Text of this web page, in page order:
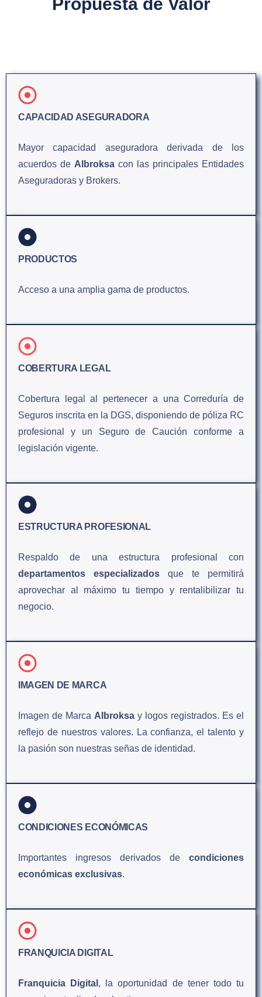
CAPACIDAD ASEGURADORA
Mayor capacidad aseguradora derivada de los
acuerdos de Albroksa con las principales Entidades
Aseguradoras y Brokers.
PRODUCTOS
Acceso a una amplia gama de productos.
COBERTURA LEGAL
Cobertura legal al pertenecer a una Correduría de
Seguros inscrita en la DGS, disponiendo de póliza RC
profesional y un Seguro de Caución conforme a
legislación vigente.
ESTRUCTURA PROFESIONAL
Respaldo de una estructura profesional con
departamentos especializados que te permitirá
aprovechar al máximo tu tiempo y rentalibilizar tu
negocio.
IMAGEN DE MARCA
Imagen de Marca Albroksa y logos registrados. Es el
reflejo de nuestros valores. La confianza, el talento y
la pasión son nuestras señas de identidad.
CONDICIONES ECONÓMICAS
Importantes ingresos derivados de condiciones
económicas exclusivas.
FRANQUICIA DIGITAL
Franquicia Digital , la oportunidad de tener todo tu